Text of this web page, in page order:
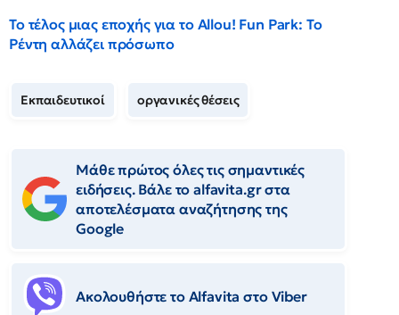
Το τέλος μιας εποχής για το Allou! Fun Park: Το
Ρέντη αλλάζει πρόσωπο
Εκπαιδευτικοί οργανικές θέσεις
Μάθε πρώτος όλες τις σημαντικές
ειδήσεις. Βάλε το alfavita.gr στα
αποτελέσματα αναζήτησης της
Google
Ακολουθήστε το Αlfavita στο Viber